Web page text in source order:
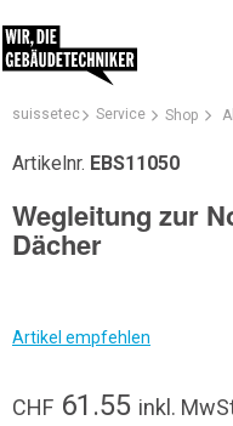
suissetec Service Shop
Artikelnr. EBS11050
Wegleitung zur
Dächer
Artikel empfehlen
CHF 61.55 inkl.